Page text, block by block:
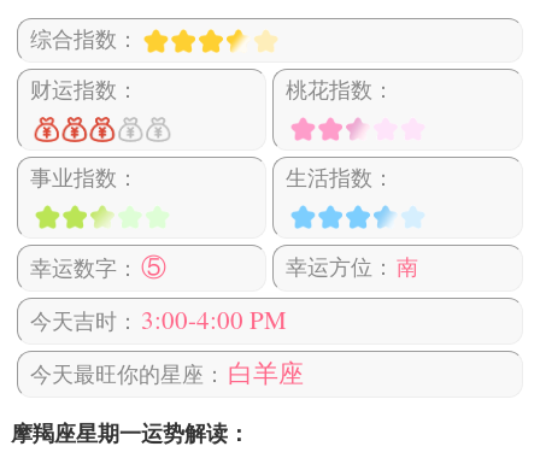
综合指数：
财运指数： 桃花指数：
事业指数： 生活指数：
幸运数字： ⑤ 幸运方位： 南
今天吉时： 3:00-4:00 PM
今天最旺你的星座： 白羊座
摩羯座星期一运势解读：